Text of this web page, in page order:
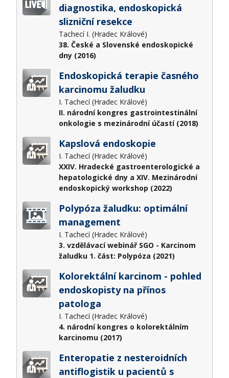
diagnostika, endoskopická
slizniční resekce
Tachecí I. (Hradec Králové)
38. České a Slovenské endoskopické
dny (2016)
Endoskopická terapie časného
karcinomu žaludku
I. Tachecí (Hradec Králové)
II. národní kongres gastrointestinální
onkologie s mezinárodní účastí (2018)
Kapslová endoskopie
I. Tachecí (Hradec Králové)
XXIV. Hradecké gastroenterologické a
hepatologické dny a XIV. Mezinárodní
endoskopický workshop (2022)
Polypóza žaludku: optimální
management
I. Tachecí (Hradec Králové)
3. vzdělávací webinář SGO - Karcinom
žaludku 1. část: Polypóza (2021)
Kolorektální karcinom - pohled
endoskopisty na přínos
patologa
I. Tachecí (Hradec Králové)
4. národní kongres o kolorektálním
karcinomu (2017)
Enteropatie z nesteroidních
antiflogistik u pacientů s